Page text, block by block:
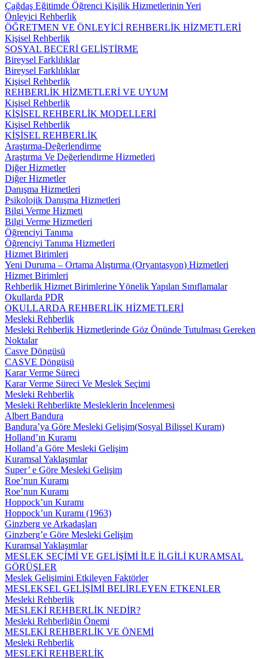
Çağdaş Eğitimde Öğrenci Kişilik Hizmetlerinin Yeri
Önleyici Rehberlik
ÖĞRETMEN VE ÖNLEYİCİ REHBERLİK HİZMETLERİ
Kişisel Rehberlik
SOSYAL BECERİ GELİŞTİRME
Bireysel Farklılıklar
Bireysel Farklılıklar
Kişisel Rehberlik
REHBERLİK HİZMETLERİ VE UYUM
Kişisel Rehberlik
KİŞİSEL REHBERLİK MODELLERİ
Kişisel Rehberlik
KİŞİSEL REHBERLİK
Araştırma-Değerlendirme
Araştırma Ve Değerlendirme Hizmetleri
Diğer Hizmetler
Diğer Hizmetler
Danışma Hizmetleri
Psikolojik Danışma Hizmetleri
Bilgi Verme Hizmeti
Bilgi Verme Hizmetleri
Öğrenciyi Tanıma
Öğrenciyi Tanıma Hizmetleri
Hizmet Birimleri
Yeni Duruma – Ortama Alıştırma (Oryantasyon) Hizmetleri
Hizmet Birimleri
Rehberlik Hizmet Birimlerine Yönelik Yapılan Sınıflamalar
Okullarda PDR
OKULLARDA REHBERLİK HİZMETLERİ
Mesleki Rehberlik
Mesleki Rehberlik Hizmetlerinde Göz Önünde Tutulması Gereken
Noktalar
Casve Döngüsü
CASVE Döngüsü
Karar Verme Süreci
Karar Verme Süreci Ve Meslek Seçimi
Mesleki Rehberlik
Mesleki Rehberlikte Mesleklerin İncelenmesi
Albert Bandura
Bandura’ya Göre Mesleki Gelişim(Sosyal Bilişsel Kuram)
Holland’ın Kuramı
Holland’a Göre Mesleki Gelişim
Kuramsal Yaklaşımlar
Super’ e Göre Mesleki Gelişim
Roe’nun Kuramı
Roe’nun Kuramı
Hoppock’un Kuramı
Hoppock’un Kuramı (1963)
Ginzberg ve Arkadaşları
Ginzberg’e Göre Mesleki Gelişim
Kuramsal Yaklaşımlar
MESLEK SEÇİMİ VE GELİŞİMİ İLE İLGİLİ KURAMSAL
GÖRÜŞLER
Meslek Gelişimini Etkileyen Faktörler
MESLEKSEL GELİŞİMİ BELİRLEYEN ETKENLER
Mesleki Rehberlik
MESLEKİ REHBERLİK NEDİR?
Mesleki Rehberliğin Önemi
MESLEKİ REHBERLİK VE ÖNEMİ
Mesleki Rehberlik
MESLEKİ REHBERLİK